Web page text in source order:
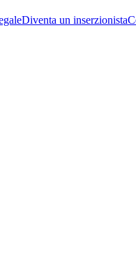
Diventa un inserzionista